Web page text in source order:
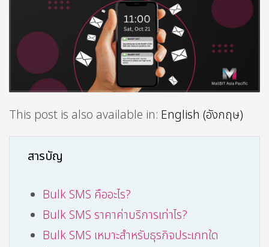
This post is also available in: English (อังกฤษ)
สารบัญ
Bulk SMS คืออะไร?
Bulk SMS ราคาค่าบริการเท่าไร?
Bulk SMS เหมาะสำหรับธุรกิจประเภทใด